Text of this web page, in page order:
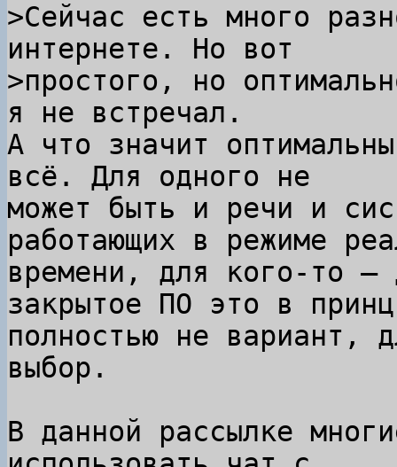
>Сейчас есть много
интернете. Но вот
>простого, но
А что значит
всё. Для одного не
может быть и речи и
работающих в режиме
времени, для кого-то —
закрытое ПО это в
полностью не вариант,
выбор.
В данной рассылке